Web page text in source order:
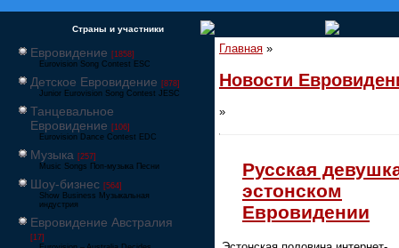
Страны и участники
Евровидение [1858]
Eurovision Song Contest ESC
Детское Евровидение [878]
Junior Eurovision Song Contest JESC
Танцевальное
Евровидение [106]
Eurovision Dance Contest EDC
Музыка [257]
Music Songs Поп-музыка Песни
Шоу-бизнес [564]
Show Business Музыкальная
индустрия
Евровидение Австралия
[17]
Главная »
Новости
»
Русская
эстонском
Евровидении